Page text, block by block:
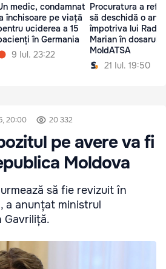
medic, condamnat
închisoare pe viață
uciderea a 15
în Germania
9 Iul. 23:22
Procuratura a
să deschidă o
împotriva lui Radu
Marian în dosarul
MoldATSA
21 Iul. 19:50
20:00 20 332
pe avere va fi
Moldova
să fie revizuit în
a anunțat ministrul
Gavriliță.